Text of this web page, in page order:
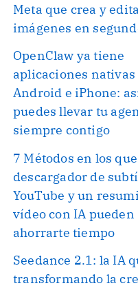
Meta que crea y edita
imágenes en
OpenClaw ya tiene
aplicaciones nativas
Android e iPhone:
puedes llevar tu
siempre contigo
7 Métodos en los
descargador de
YouTube y un
vídeo con IA pueden
ahorrarte tiempo
Seedance 2.1: la IA
transformando la